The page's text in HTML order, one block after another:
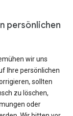
persönlichen
wir uns
Ihre persönlichen
sollten
zu löschen,
oder